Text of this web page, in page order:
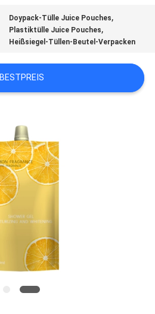
Doypack-Tülle Juice Pouches,
Plastiktülle Juice Pouches,
Heißsiegel-Tüllen-Beutel-Verpacken
BESTPREIS